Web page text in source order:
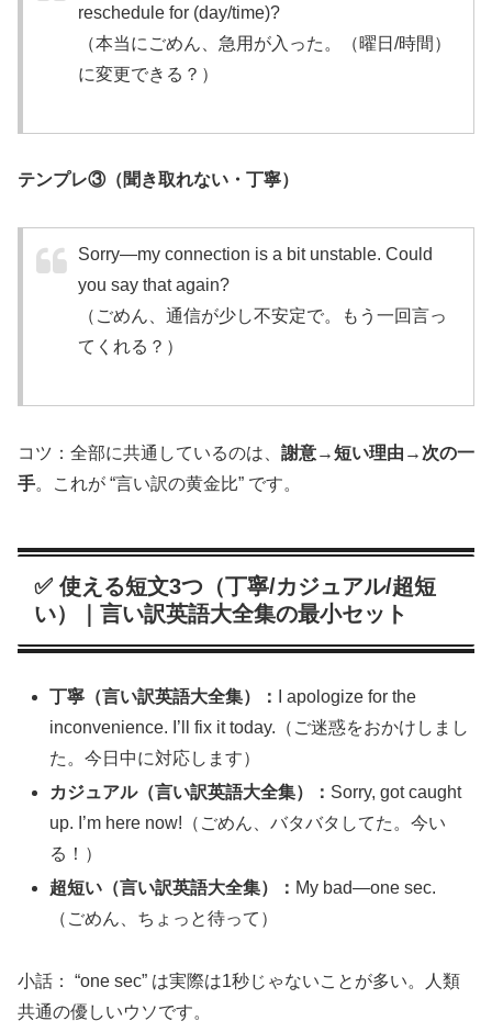
reschedule for (day/time)?
（本当にごめん、急用が入った。（曜日/時間）
に変更できる？）
テンプレ③（聞き取れない・丁寧）
Sorry—my connection is a bit unstable. Could
you say that again?
（ごめん、通信が少し不安定で。もう一回言っ
てくれる？）
コツ：全部に共通しているのは、 謝意→短い理由→次の一
手。これが “言い訳の黄金比” です。
✅ 使える短文3つ（丁寧/カジュアル/超短
い）｜言い訳英語大全集の最小セット
丁寧（言い訳英語大全集）：
I apologize for the
inconvenience. I’ll fix it today.（ご迷惑をおかけしまし
た。今日中に対応します）
カジュアル（言い訳英語大全集）： Sorry, got caught
up. I’m here now!（ごめん、バタバタしてた。今い
る！）
超短い（言い訳英語大全集）： My bad—one sec.
（ごめん、ちょっと待って）
小話： “one sec” は実際は1秒じゃないことが多い。人類
共通の優しいウソです。